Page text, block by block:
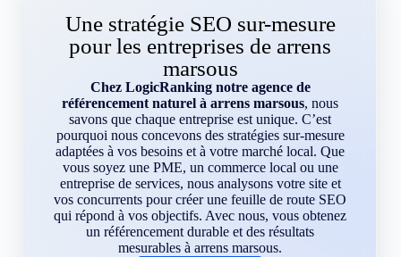
Une stratégie SEO sur-mesure
pour les entreprises de arrens
marsous
Chez LogicRanking notre agence de
référencement naturel à arrens marsous, nous
savons que chaque entreprise est unique. C’est
pourquoi nous concevons des stratégies sur-mesure
adaptées à vos besoins et à votre marché local. Que
vous soyez une PME, un commerce local ou une
entreprise de services, nous analysons votre site et
vos concurrents pour créer une feuille de route SEO
qui répond à vos objectifs. Avec nous, vous obtenez
un référencement durable et des résultats
mesurables à arrens marsous.